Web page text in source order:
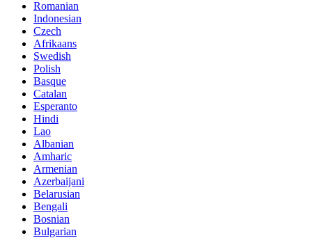
Romanian
Indonesian
Czech
Afrikaans
Swedish
Polish
Basque
Catalan
Esperanto
Hindi
Lao
Albanian
Amharic
Armenian
Azerbaijani
Belarusian
Bengali
Bosnian
Bulgarian